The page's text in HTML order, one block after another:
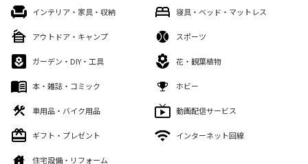
インテリア・家具・収納 寝具・ベッド・マットレス
アウトドア・キャンプ スポーツ
ガーデン・DIY・工具 花・観葉植物
本・雑誌・コミック ホビー
車用品・バイク用品 動画配信サービス
ギフト・プレゼント インターネット回線
住宅設備・リフォーム